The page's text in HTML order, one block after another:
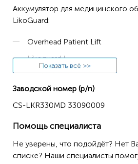
Аккумулятор для медицинского
LikoGuard:
Overhead Patient Lift
Likoguard L
XL Ceiling Hoist Motors
Показать всё >>
Заводской номер (p/n)
CS-LKR330MD 33090009
Помощь специалиста
Не уверены, что подойдёт? Нет
списке? Наши специалисты